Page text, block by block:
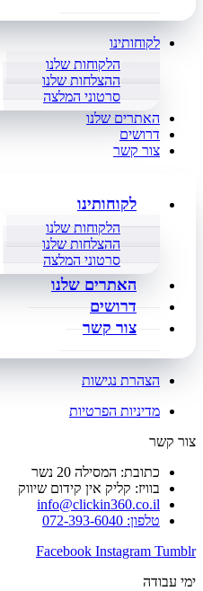
לקוחותינו
הלקוחות שלנו
ההצלחות שלנו
סרטוני המלצה
האתרים שלנו
דרושים
צור קשר
לקוחותינו
הלקוחות שלנו
ההצלחות שלנו
סרטוני המלצה
האתרים שלנו
דרושים
צור קשר
הצהרת נגישות
מדיניות הפרטיות
צור קשר
כתובת: המסילה 20 נשר
בוויז: קליק אין קידום שיווק
info@clickin360.co.il
טלפון: 072-393-6040
Facebook Instagram Tumblr
ימי עבודה